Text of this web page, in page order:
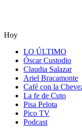
Hoy
LO ÚLTIMO
Óscar Custodio
Claudia Salazar
Ariel Bracamonte
Café con la
La fe de Cuto
Pisa Pelota
Pico TV
Podcast